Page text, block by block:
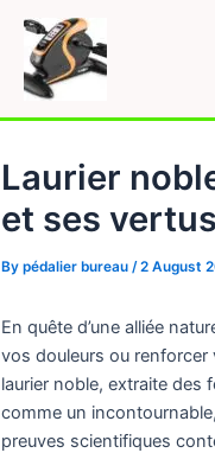
content
Laurier
et ses vertus
By pédalier bureau /2 August
En quête d’une alliée
vos douleurs ou renforcer
laurier noble, extraite des
comme un
preuves scientifiques